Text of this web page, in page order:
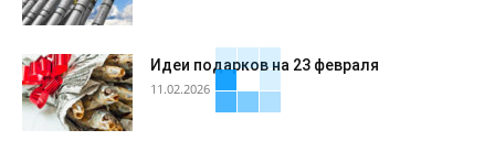
Идеи подарков на 23 февраля
11.02.2026